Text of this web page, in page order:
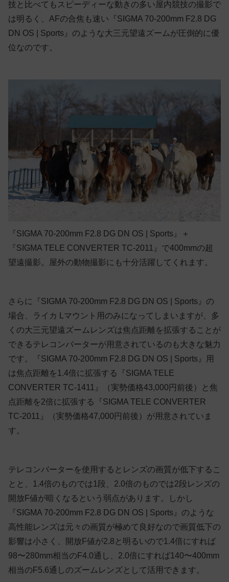
技と比べてもスピーディーな動きの多い屋内競技の撮影で
は明るく、AFの合焦も速い『SIGMA 70-200mm F2.8 DG
DN OS | Sports』のような大三元望遠ズームが圧倒的に優
位なのです。
『SIGMA 70-200mm F2.8 DG DN OS | Sports』＋
『SIGMA TELE CONVERTER TC-2011』で400mmの超
望遠撮影。屋外の動物撮影にも十分活躍してくれます。
さらに『SIGMA 70-200mm F2.8 DG DN OS | Sports』の
場合、ライカ Lマウント用のみになってしまいますが、多
くの大三元望遠ズームレンズは焦点距離を拡張することが
できるテレコンバーターが用意されているのも大きな魅力
です。『SIGMA 70-200mm F2.8 DG DN OS | Sports』用
は焦点距離を1.4倍に拡張する『SIGMA TELE
CONVERTER TC-1411』（実勢価格43,000円前後）と焦
点距離を2倍に拡張する『SIGMA TELE CONVERTER
TC-2011』（実勢価格47,000円前後）が用意されていま
す。
テレコンバーターを使用するとレンズの画質が低下するこ
とと、1.4倍のものでは1段、2.0倍のものでは2段レンズの
開放F値が暗くなるという弱点があります。しかし
『SIGMA 70-200mm F2.8 DG DN OS | Sports』のような
高性能レンズは元々の画質が極めて良好なので画質低下の
影響は小さく、開放F値が2.8と明るいので1.4倍にすれば
98〜280mm相当のF4.0通し、2.0倍にすれば140〜400mm
相当のF5.6通しのズームレンズとして活用できます。